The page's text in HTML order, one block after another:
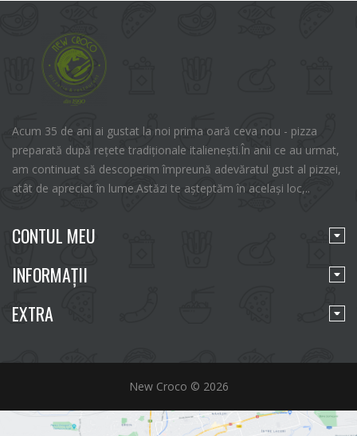
Acum 35 de ani ai gustat la noi prima oară ceva nou - pizza
preparată după rețete tradiționale italienești.În anii ce au urmat,
am continuat să descoperim împreună adevăratul gust al pizzei,
atât de apreciat în lume.Astăzi te așteptăm în același loc,..
CONTUL MEU
INFORMAŢII
EXTRA
New Croco © 2026